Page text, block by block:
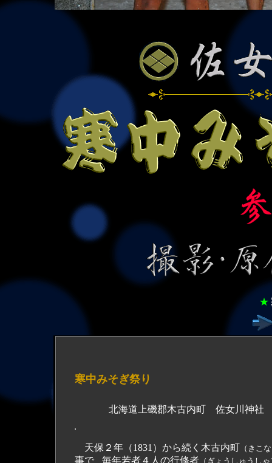
★
寒中みそぎ祭り
北海道上磯郡木古内町 佐女川神
天保２年（1831）から続く木古内町 （きこ
事で、 毎年若者４人の行修者（ぎょうしゅうしゃ